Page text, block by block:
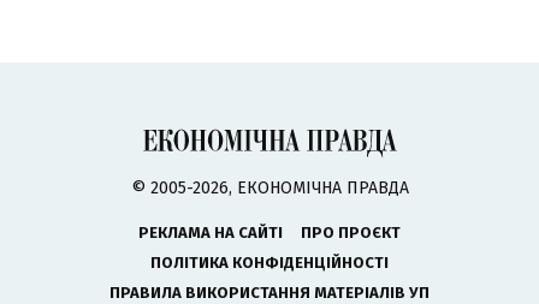
© 2005-2026, ЕКОНОМІЧНА ПРАВДА
РЕКЛАМА НА САЙТІ
ПРО ПРОЄКТ
ПОЛІТИКА КОНФІДЕНЦІЙНОСТІ
ПРАВИЛА ВИКОРИСТАННЯ МАТЕРІАЛІВ УП